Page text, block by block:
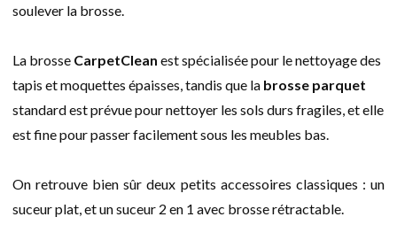
soulever la brosse.
La brosse CarpetClean est spécialisée pour le nettoyage des
tapis et moquettes épaisses, tandis que la brosse parquet
standard est prévue pour nettoyer les sols durs fragiles, et elle
est fine pour passer facilement sous les meubles bas.
On retrouve bien sûr deux petits accessoires classiques : un
suceur plat, et un suceur 2 en 1 avec brosse rétractable.